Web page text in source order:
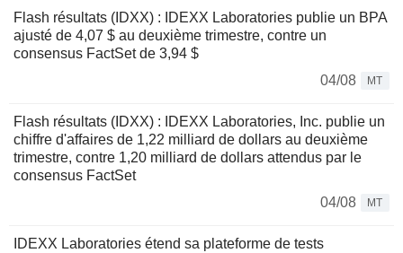
Flash résultats (IDXX) : IDEXX Laboratories publie un BPA
ajusté de 4,07 $ au deuxième trimestre, contre un
consensus FactSet de 3,94 $
04/08
MT
Flash résultats (IDXX) : IDEXX Laboratories, Inc. publie un
chiffre d'affaires de 1,22 milliard de dollars au deuxième
trimestre, contre 1,20 milliard de dollars attendus par le
consensus FactSet
04/08
MT
IDEXX Laboratories étend sa plateforme de tests